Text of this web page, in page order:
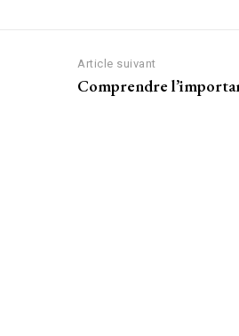
Article suivant
Comprendre